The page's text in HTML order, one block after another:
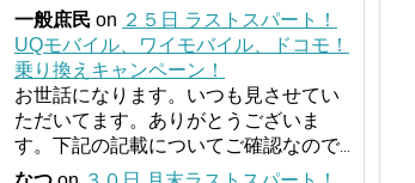
一般庶民 on ２５日 ラストスパート！
UQモバイル、ワイモバイル、ドコモ！
乗り換えキャンペーン！
お世話になります。いつも見させてい
ただいてます。ありがとうございま
す。下記の記載についてご確認なので...